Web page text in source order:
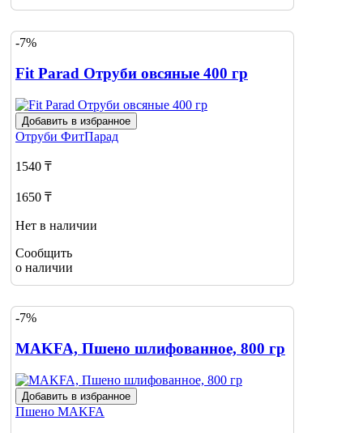
-7%
Fit Parad Отруби овсяные 400 гр
Добавить в избранное
Отруби ФитПарад
1540 ₸
1650 ₸
Нет в наличии
Сообщить
о наличии
-7%
MAKFA, Пшено шлифованное, 800 гр
Добавить в избранное
Пшено MAKFA